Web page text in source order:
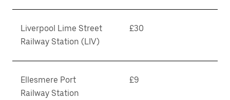
Liverpool Lime Street
Railway Station (LIV)
£30
Ellesmere Port
Railway Station
£9